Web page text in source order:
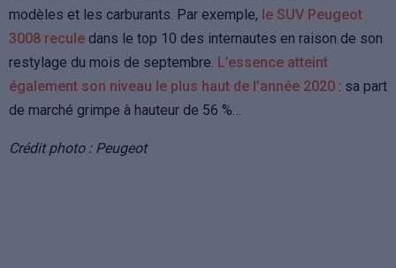
modèles et les carburants. Par exemple, le SUV Peugeot
3008 recule dans le top 10 des internautes en raison de son
restylage du mois de septembre. L’essence atteint
également son niveau le plus haut de l’année 2020 : sa part
de marché grimpe à hauteur de 56 %…
Crédit photo : Peugeot